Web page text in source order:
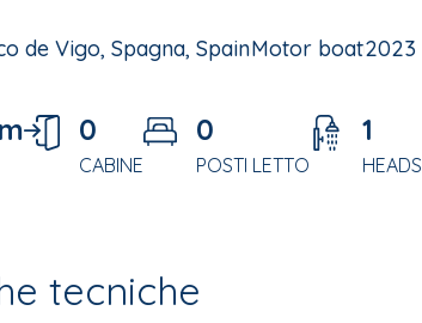
de Vigo, Spagna, SpainMotor boat2023
0
CABINE
0
POSTI LETTO
1
HEADS
tecniche